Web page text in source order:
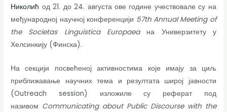
Николић од 21. до 24. августа ове године учествовале су на
међународној научној конференцији 57th Annual Meeting of
the Societas Linguistica Europaeaна Универзитету у
Хелсинкију (Финска).
На секцији посвећеној активностима које имају за циљ
приближавање научних тема и резултата широј јавности
(Outreach session) изложиле су реферат под
називом Communicating about Public Discourse with the